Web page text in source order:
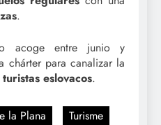
.
acoge entre junio y
chárter para canalizar la
eslovacos.
la Plana Turisme